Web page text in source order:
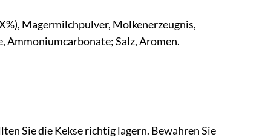
Magermilchpulver, Molkenerzeugnis,
Salz, Aromen.
Sie die Kekse richtig lagern. Bewahren Sie